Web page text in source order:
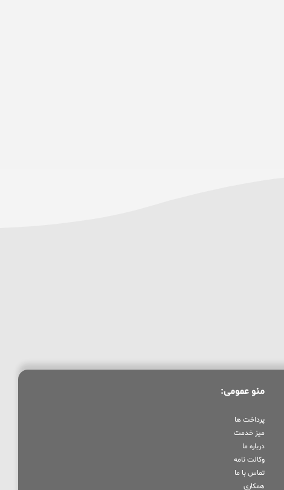
منو عمومی:
پرداخت ها
میز خدمت
درباره ما
وکالت نامه
تماس با ما
همکاری